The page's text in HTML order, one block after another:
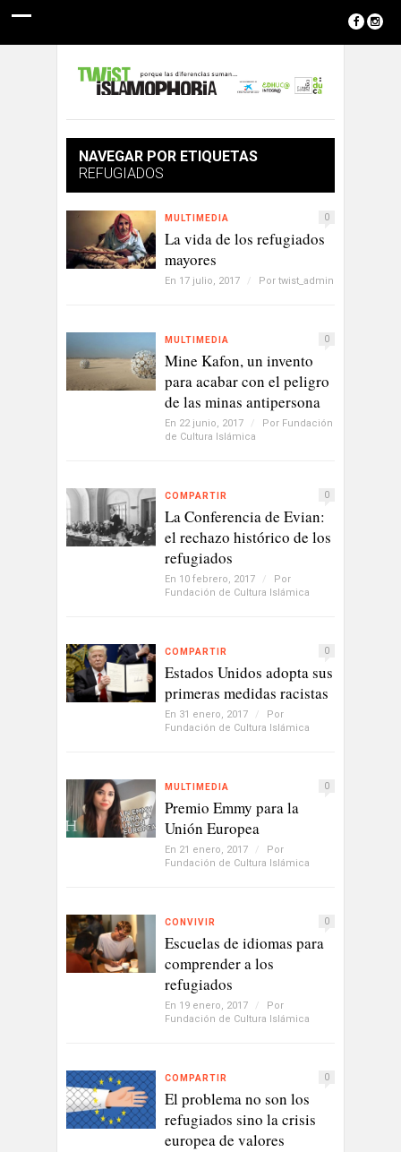
NAVEGAR POR ETIQUETAS
REFUGIADOS
MULTIMEDIA 0
La vida de los refugiados
mayores
En 17 julio, 2017 / Por twist_admin
MULTIMEDIA 0
Mine Kafon, un invento
para acabar con el peligro
de las minas antipersona
En 22 junio, 2017 / Por Fundación
de Cultura Islámica
COMPARTIR 0
La Conferencia de Evian:
el rechazo histórico de los
refugiados
En 10 febrero, 2017 /
Por
Fundación de Cultura Islámica
COMPARTIR 0
Estados Unidos adopta sus
primeras medidas racistas
En 31 enero, 2017 /
Por
Fundación de Cultura Islámica
MULTIMEDIA 0
Premio Emmy para la
Unión Europea
En 21 enero, 2017 /
Por
Fundación de Cultura Islámica
CONVIVIR 0
Escuelas de idiomas para
comprender a los
refugiados
En 19 enero, 2017 /
Por
Fundación de Cultura Islámica
COMPARTIR 0
El problema no son los
refugiados sino la crisis
europea de valores